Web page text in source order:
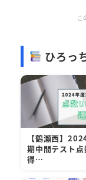
こ
ひろっ
【鶴瀬西】
期中間テスト
得…